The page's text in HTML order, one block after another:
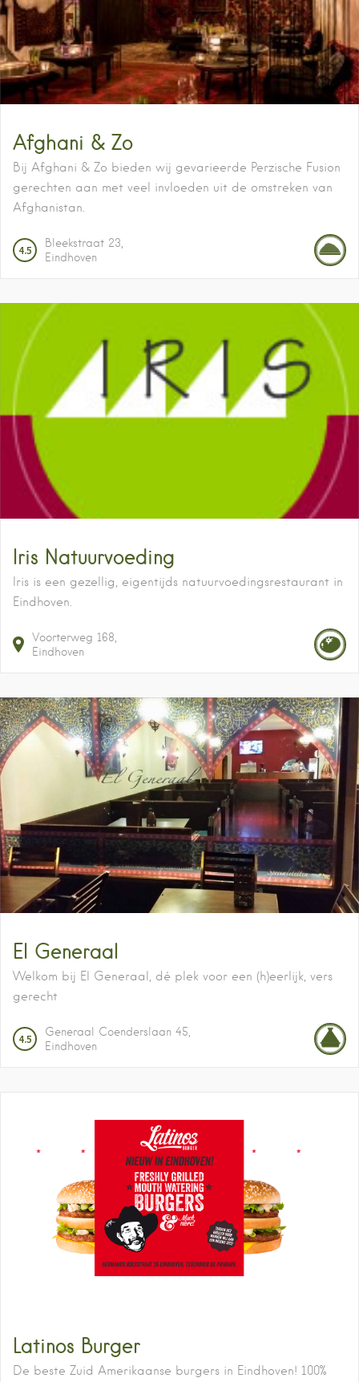
Afghani & Zo
Bij Afghani & Zo bieden wij gevarieerde Perzische Fusion
gerechten aan met veel invloeden uit de omstreken van
Afghanistan.
4.5
Bleekstraat 23
Eindhoven
Iris Natuurvoeding
Iris is een gezellig, eigentijds natuurvoedingsrestaurant in
Eindhoven.
Voorterweg 168
Eindhoven
El Generaal
Welkom bij El Generaal, dé plek voor een (h)eerlijk, vers
gerecht
4.5
Generaal Coenderslaan 45
Eindhoven
Latinos Burger
De beste Zuid Amerikaanse burgers in Eindhoven! 100%